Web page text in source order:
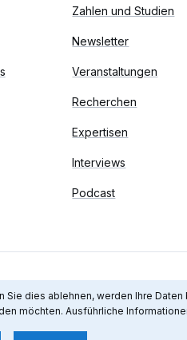
dies ablehnen, werden Ihre
möchten. Ausführliche
Zahlen und Studien
Newsletter
Veranstaltungen
Recherchen
Expertisen
Interviews
Podcast